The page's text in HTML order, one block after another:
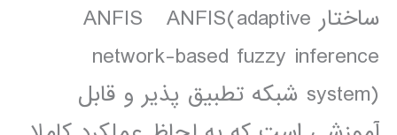
ساختار ANFIS ANFIS(adaptive
network-based fuzzy inference
system) شبکه تطبيق پذير و قابل